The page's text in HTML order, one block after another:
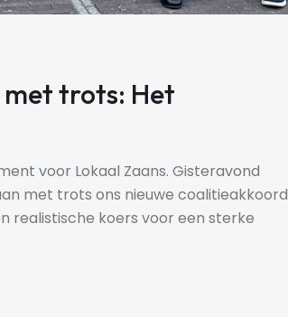
trots: Het
voor Lokaal Zaans. Gisteravond
met trots ons nieuwe coalitieakkoord
realistische koers voor een sterke